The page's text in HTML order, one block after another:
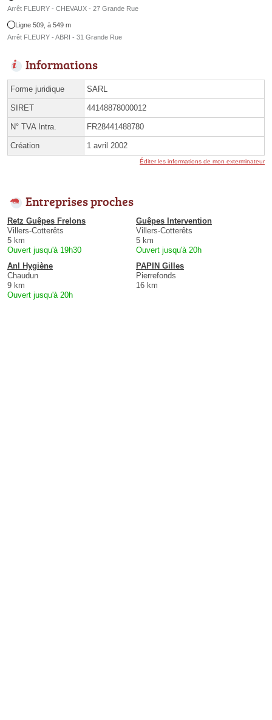
Arrêt FLEURY - CHEVAUX - 27 Grande Rue
Ligne 509, à 549 m
Arrêt FLEURY - ABRI - 31 Grande Rue
Informations
Forme juridique SARL
SIRET 44148878000012
N° TVA Intra. FR28441488780
Création 1 avril 2002
Éditer les informations de mon exterminateur
Entreprises proches
Retz Guêpes Frelons
Villers-Cotterêts
5 km
Ouvert jusqu'à 19h30
Guêpes Intervention
Villers-Cotterêts
5 km
Ouvert jusqu'à 20h
Anl Hygiène
Chaudun
9 km
Ouvert jusqu'à 20h
PAPIN Gilles
Pierrefonds
16 km